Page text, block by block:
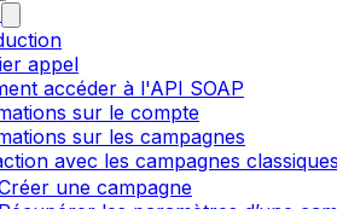
appel
accéder à l'API SOAP
sur le compte
sur les campagnes
avec les campagnes classiques
une campagne